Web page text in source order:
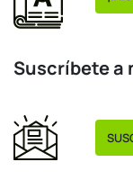
Suscríbete